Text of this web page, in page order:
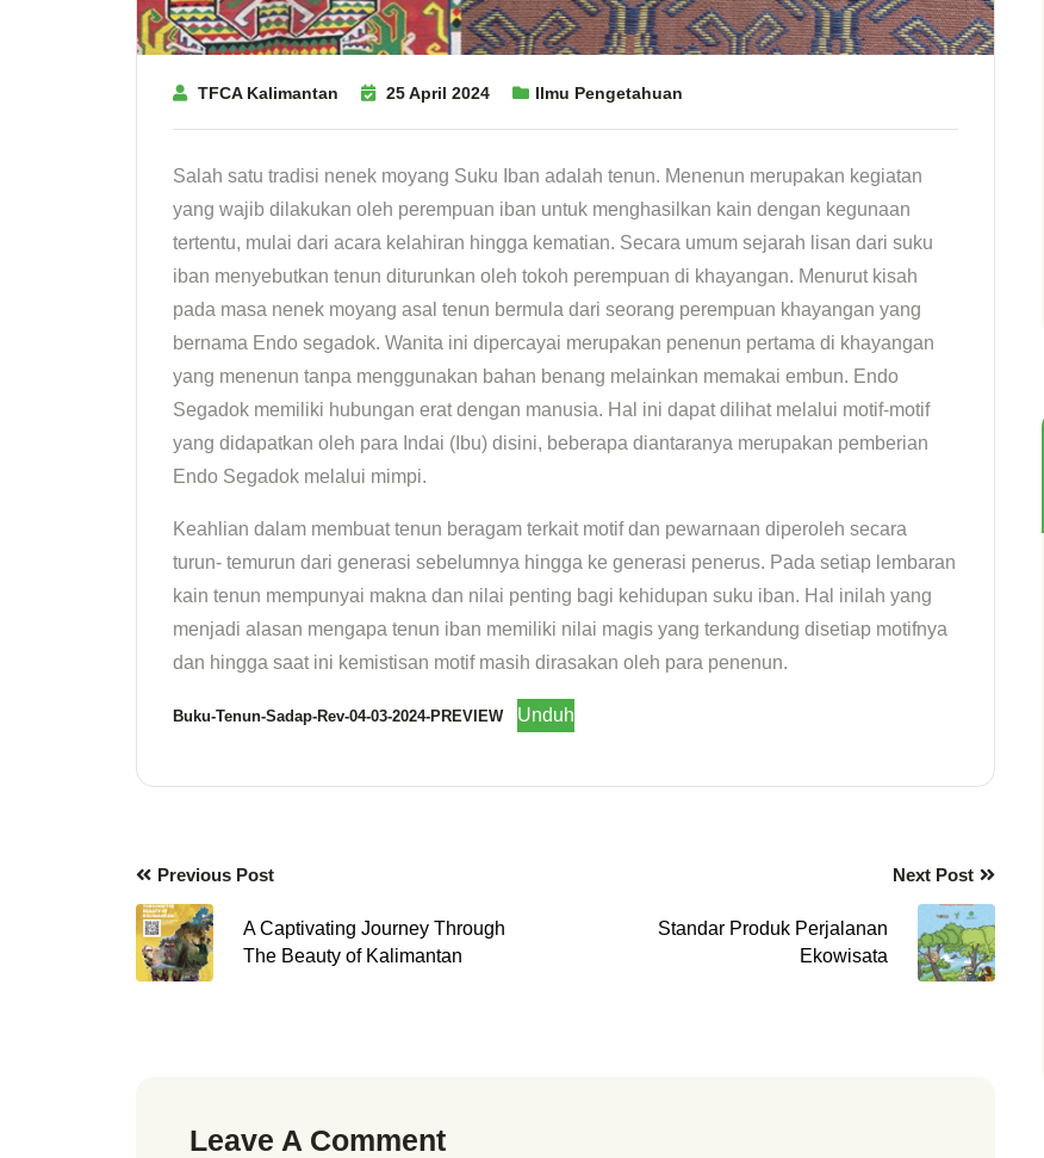
TFCA Kalimantan 25 April 2024 Ilmu Pengetahuan
Salah satu tradisi nenek moyang Suku Iban adalah tenun. Menenun merupakan kegiatan
yang wajib dilakukan oleh perempuan iban untuk menghasilkan kain dengan kegunaan
tertentu, mulai dari acara kelahiran hingga kematian. Secara umum sejarah lisan dari suku
iban menyebutkan tenun diturunkan oleh tokoh perempuan di khayangan. Menurut kisah
pada masa nenek moyang asal tenun bermula dari seorang perempuan khayangan yang
bernama Endo segadok. Wanita ini dipercayai merupakan penenun pertama di khayangan
yang menenun tanpa menggunakan bahan benang melainkan memakai embun. Endo
Segadok memiliki hubungan erat dengan manusia. Hal ini dapat dilihat melalui motif-motif
yang didapatkan oleh para Indai (Ibu) disini, beberapa diantaranya merupakan pemberian
Endo Segadok melalui mimpi.
Keahlian dalam membuat tenun beragam terkait motif dan pewarnaan diperoleh secara
turun- temurun dari generasi sebelumnya hingga ke generasi penerus. Pada setiap lembaran
kain tenun mempunyai makna dan nilai penting bagi kehidupan suku iban. Hal inilah yang
menjadi alasan mengapa tenun iban memiliki nilai magis yang terkandung disetiap motifnya
dan hingga saat ini kemistisan motif masih dirasakan oleh para penenun.
Buku-Tenun-Sadap-Rev-04-03-2024-PREVIEW Unduh
Previous Post
A Captivating Journey Through
The Beauty of Kalimantan
Next Post
Standar Produk Perjalanan
Ekowisata
Leave A Comment